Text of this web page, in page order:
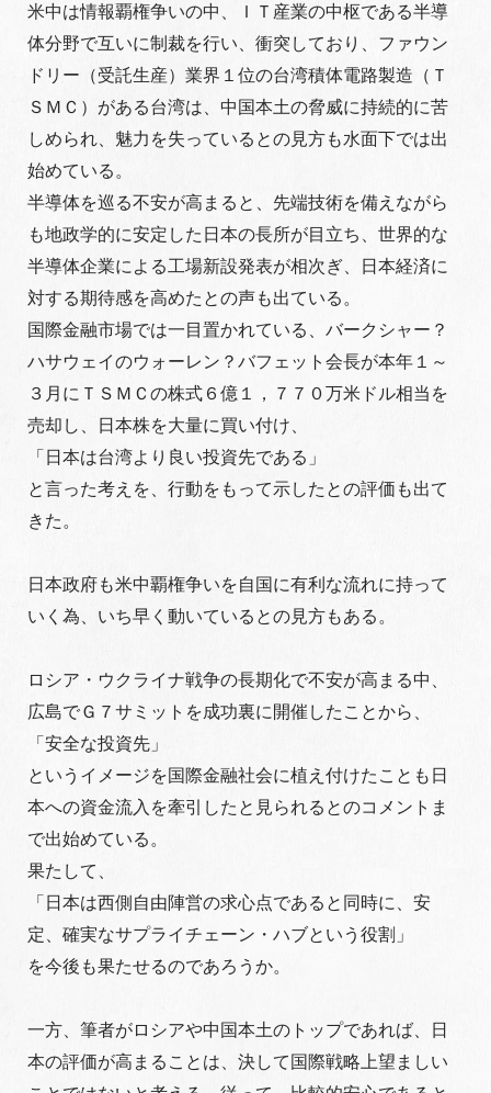
米中は情報覇権争いの中、ＩＴ産業の中枢である半導
体分野で互いに制裁を行い、衝突しており、ファウン
ドリー（受託生産）業界１位の台湾積体電路製造（Ｔ
ＳＭＣ）がある台湾は、中国本土の脅威に持続的に苦
しめられ、魅力を失っているとの見方も水面下では出
始めている。
半導体を巡る不安が高まると、先端技術を備えながら
も地政学的に安定した日本の長所が目立ち、世界的な
半導体企業による工場新設発表が相次ぎ、日本経済に
対する期待感を高めたとの声も出ている。
国際金融市場では一目置かれている、バークシャー？
ハサウェイのウォーレン？バフェット会長が本年１～
３月にＴＳＭＣの株式６億１，７７０万米ドル相当を
売却し、日本株を大量に買い付け、
「日本は台湾より良い投資先である」
と言った考えを、行動をもって示したとの評価も出て
きた。
日本政府も米中覇権争いを自国に有利な流れに持って
いく為、いち早く動いているとの見方もある。
ロシア・ウクライナ戦争の長期化で不安が高まる中、
広島でＧ７サミットを成功裏に開催したことから、
「安全な投資先」
というイメージを国際金融社会に植え付けたことも日
本への資金流入を牽引したと見られるとのコメントま
で出始めている。
果たして、
「日本は西側自由陣営の求心点であると同時に、安
定、確実なサプライチェーン・ハブという役割」
を今後も果たせるのであろうか。
一方、筆者がロシアや中国本土のトップであれば、日
本の評価が高まることは、決して国際戦略上望ましい